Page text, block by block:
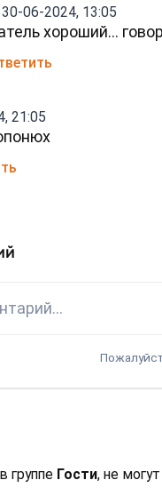
30-06-2024, 13:05
хороший...
21:05
группе Гости, не